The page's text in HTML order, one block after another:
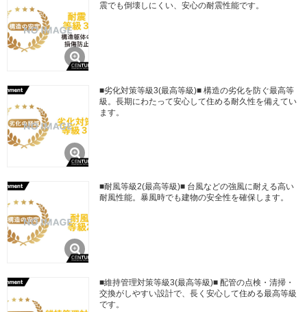
震でも倒壊しにくい、安心の耐震性能です。
■劣化対策等級3(最高等級)■ 構造の劣化を防ぐ最高等
級。長期にわたって安心して住める耐久性を備えてい
ます。
■耐風等級2(最高等級)■ 台風などの強風に耐える高い
耐風性能。暴風時でも建物の安全性を確保します。
■維持管理対策等級3(最高等級)■ 配管の点検・清掃・
交換がしやすい設計で、長く安心して住める最高等級
です。